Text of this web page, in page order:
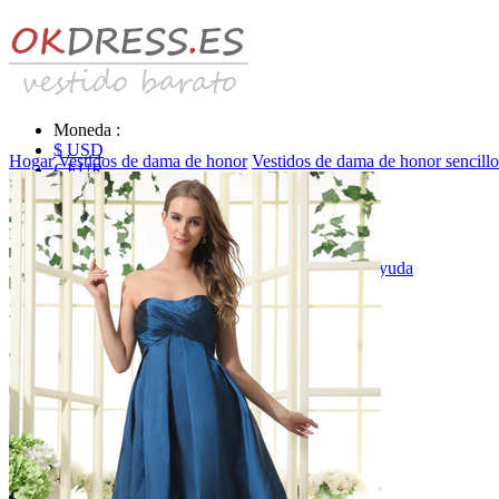
Moneda :
$ USD
€ EUR
£ GBP
₣ CHF
$ CAD
| Identificarse & Registrarse |Obtener la contraseña |Ayuda
Mensaje
Vestidos de novia
Vestido de novia liquidación y venta
Vestidos de novia vendimia
Hogar Vestidos de dama de honor Vestidos de dama de honor sencillo